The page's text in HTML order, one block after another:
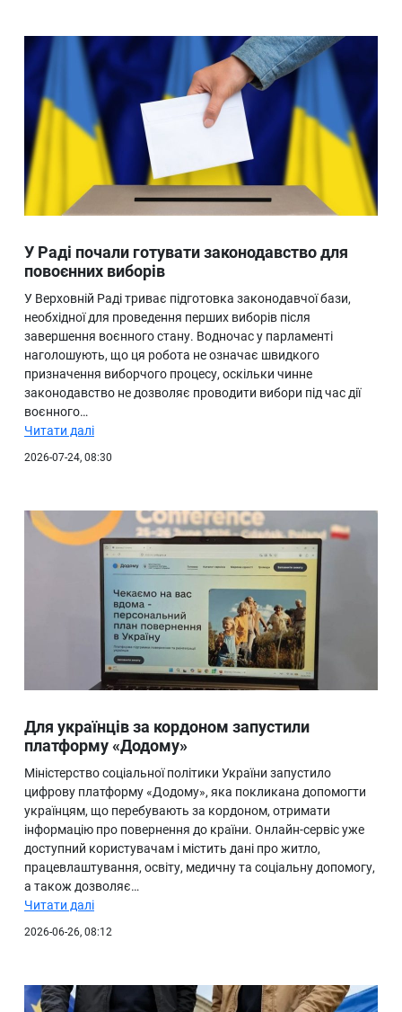
У Раді почали готувати законодавство для
повоєнних виборів
У Верховній Раді триває підготовка законодавчої бази,
необхідної для проведення перших виборів після
завершення воєнного стану. Водночас у парламенті
наголошують, що ця робота не означає швидкого
призначення виборчого процесу, оскільки чинне
законодавство не дозволяє проводити вибори під час дії
воєнного…
Читати далі
2026-07-24, 08:30
Для українців за кордоном запустили
платформу «Додому»
Міністерство соціальної політики України запустило
цифрову платформу «Додому», яка покликана допомогти
українцям, що перебувають за кордоном, отримати
інформацію про повернення до країни. Онлайн-сервіс уже
доступний користувачам і містить дані про житло,
працевлаштування, освіту, медичну та соціальну допомогу,
а також дозволяє…
Читати далі
2026-06-26, 08:12